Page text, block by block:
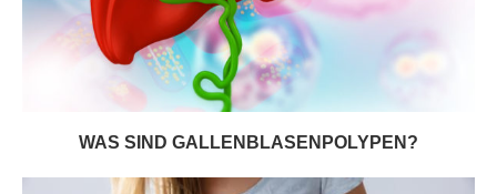
WAS SIND GALLENBLASENPOLYPEN?